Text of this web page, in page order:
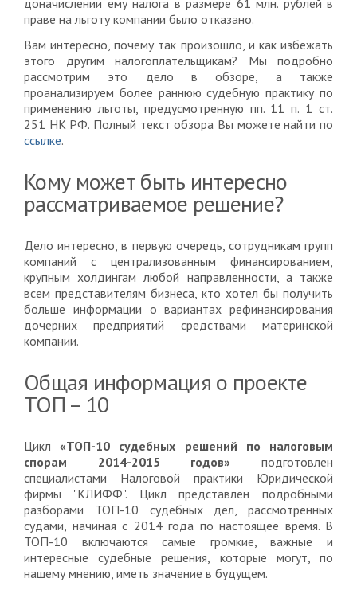
доначислении ему налога в размере 61 млн. рублей в
праве на льготу компании было отказано.
Вам интересно, почему так произошло, и как избежать
этого другим налогоплательщикам? Мы подробно
рассмотрим это дело в обзоре, а также
проанализируем более раннюю судебную практику по
применению льготы, предусмотренную пп. 11 п. 1 ст.
251 НК РФ. Полный текст обзора Вы можете найти по
ссылке.
Кому может быть интересно
рассматриваемое решение?
Дело интересно, в первую очередь, сотрудникам групп
компаний с централизованным финансированием,
крупным холдингам любой направленности, а также
всем представителям бизнеса, кто хотел бы получить
больше информации о вариантах рефинансирования
дочерних предприятий средствами материнской
компании.
Общая информация о проекте
ТОП – 10
Цикл«ТОП-10 судебных решений по налоговым
спорам 2014-2015 годов» подготовлен
специалистами Налоговой практики Юридической
фирмы "КЛИФФ". Цикл представлен подробными
разборами ТОП-10 судебных дел, рассмотренных
судами, начиная с 2014 года по настоящее время. В
ТОП-10 включаются самые громкие, важные и
интересные судебные решения, которые могут, по
нашему мнению, иметь значение в будущем.